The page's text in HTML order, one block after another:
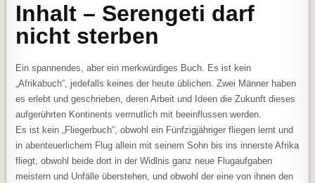
Inhalt – Serengeti darf
nicht sterben
Ein spannendes, aber ein merkwürdiges Buch. Es ist kein
„Afrikabuch“, jedefalls keines der heute üblichen. Zwei Männer haben
es erlebt und geschrieben, deren Arbeit und Ideen die Zukunft dieses
aufgerührten Kontinents vermutlich mit beeinflussen werden.
Es ist kein „Fliegerbuch“, obwohl ein Fünfzigjähriger fliegen lernt und
in abenteuerlichem Flug allein mit seinem Sohn bis ins innerste Afrika
fliegt, obwohl beide dort in der Widlnis ganz neue Flugaufgaben
meistern und Unfälle überstehen, und obwohl der eine von ihnen den